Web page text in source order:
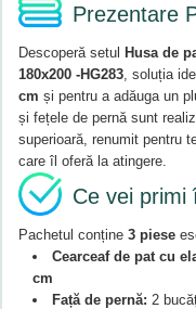
Prezentare
Descoperă setul Husa de
180x200 -HG283 , soluția
cm și pentru a adăuga un
și fețele de pernă sunt
superioară, renumit pentru
care îl oferă la atingere.
Ce vei primi
Pachetul conține3 piese
Cearceaf de pat cu
cm
Față de pernă: 2